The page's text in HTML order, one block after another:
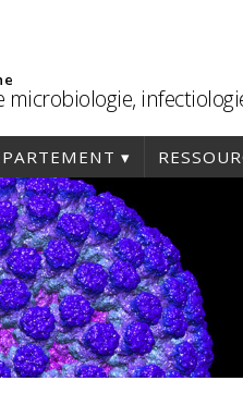
microbiologie,